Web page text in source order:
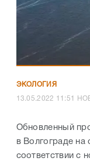
ЭКОЛОГИЯ
13.05.2022 11:51
Обновленный
в Волгограде
соответствии с